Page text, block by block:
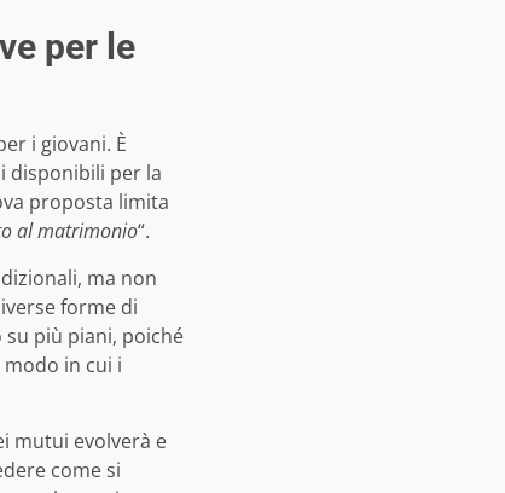
per le
i giovani. È
disponibili per la
proposta limita
al matrimonio“.
ma non
forme di
più piani, poiché
in cui i
mutui evolverà e
come si